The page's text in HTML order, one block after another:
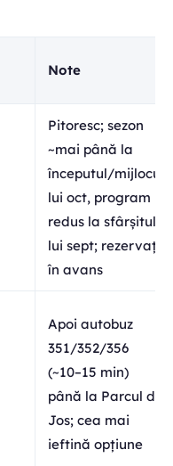
Note
Pitoresc; sezon
~mai până la
începutul/mijlocul
lui oct, program
redus la sfârșitul
lui sept; rezervați
în avans
Apoi autobuz
351/352/356
(~10–15 min)
până la Parcul de
Jos; cea mai
ieftină opțiune